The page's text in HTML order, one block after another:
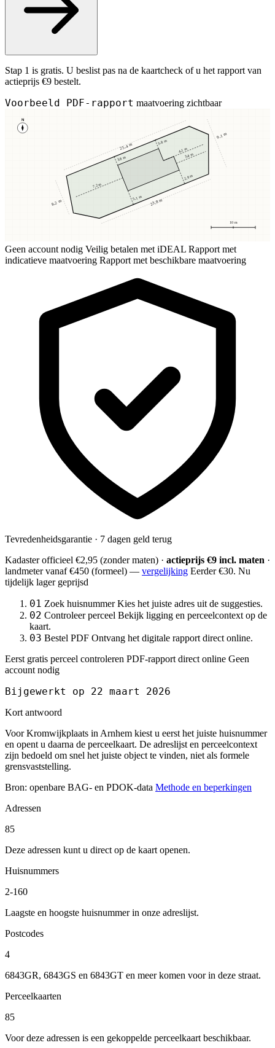
Stap 1 is gratis. U beslist pas na de kaartcheck of u het rapport van
actieprijs €9 bestelt.
Voorbeeld PDF-rapport maatvoering zichtbaar
N
10 m
3,8 m
3,8 m
5,1 m
2,9 m
7,2 m
3,4 m
4,1 m
25,4 m
23,8 m
8,2 m
9,1 m
Geen account nodig Veilig betalen met iDEAL Rapport met
indicatieve maatvoering Rapport met beschikbare maatvoering
Tevredenheidsgarantie · 7 dagen geld terug
Kadaster officieel €2,95 (zonder maten) · actieprijs €9 incl. maten ·
landmetervanaf €450 (formeel) — vergelijking Eerder €30. Nu
tijdelijk lager geprijsd
01 Zoek huisnummer Kies het juiste adres uit de suggesties.
02 Controleer perceel Bekijk ligging en perceelcontext op de
kaart.
03 Bestel PDF Ontvang het digitale rapport direct online.
Eerst gratis perceel controleren PDF-rapport direct online Geen
account nodig
Bijgewerkt op 22 maart 2026
Kort antwoord
Voor Kromwijkplaats in Arnhem kiest u eerst het juiste huisnummer
en opent u daarna de perceelkaart. De adreslijst en perceelcontext
zijn bedoeld om snel het juiste object te vinden, niet als formele
grensvaststelling.
Bron: openbare BAG- en PDOK-data Methode en beperkingen
Adressen
85
Deze adressen kunt u direct op de kaart openen.
Huisnummers
2-160
Laagste en hoogste huisnummer in onze adreslijst.
Postcodes
4
6843GR, 6843GS en 6843GT en meer komen voor in deze straat.
Perceelkaarten
85
Voor deze adressen is een gekoppelde perceelkaart beschikbaar.